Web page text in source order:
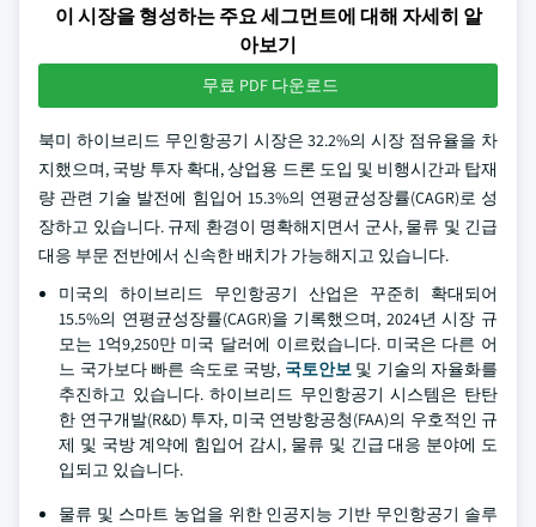
이 시장을 형성하는 주요 세그먼트에 대해 자세히 알
아보기
무료 PDF 다운로드
북미 하이브리드 무인항공기 시장은 32.2%의 시장 점유율을 차
지했으며, 국방 투자 확대, 상업용 드론 도입 및 비행시간과 탑재
량 관련 기술 발전에 힘입어 15.3%의 연평균성장률(CAGR)로 성
장하고 있습니다. 규제 환경이 명확해지면서 군사, 물류 및 긴급
대응 부문 전반에서 신속한 배치가 가능해지고 있습니다.
미국의 하이브리드 무인항공기 산업은 꾸준히 확대되어
15.5%의 연평균성장률(CAGR)을 기록했으며, 2024년 시장 규
모는 1억9,250만 미국 달러에 이르렀습니다. 미국은 다른 어
느 국가보다 빠른 속도로 국방, 국토안보및 기술의 자율화를
추진하고 있습니다. 하이브리드 무인항공기 시스템은 탄탄
한 연구개발(R&D) 투자, 미국 연방항공청(FAA)의 우호적인 규
제 및 국방 계약에 힘입어 감시, 물류 및 긴급 대응 분야에 도
입되고 있습니다.
물류 및 스마트 농업을 위한 인공지능 기반 무인항공기 솔루